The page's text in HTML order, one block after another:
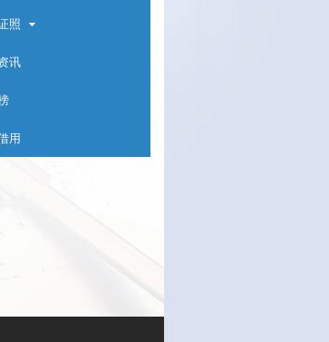
照
讯
用